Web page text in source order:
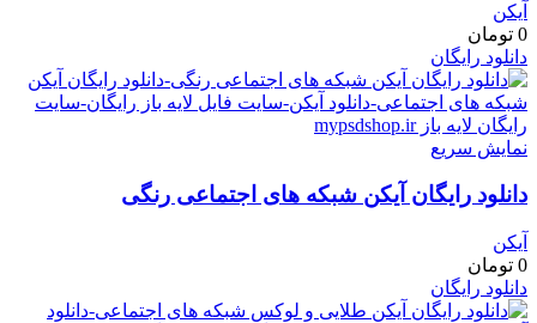
آیکن
0 تومان
دانلود رایگان
نمایش سریع
دانلود رایگان آیکن شبکه های اجتماعی رنگی
آیکن
0 تومان
دانلود رایگان